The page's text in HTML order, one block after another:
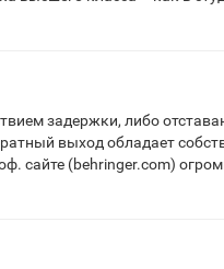
задержки, либо
выход обладает
сайте (behringer.com)